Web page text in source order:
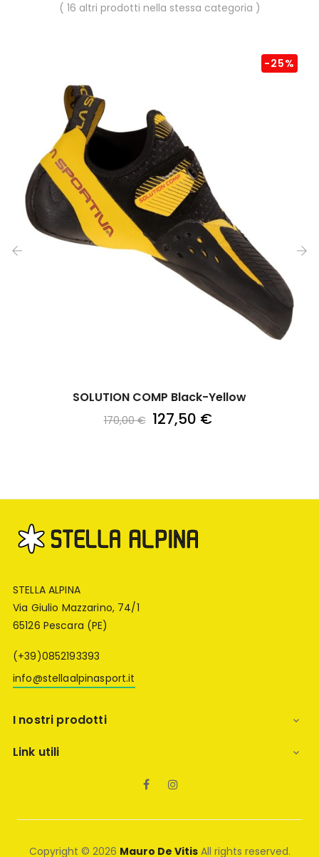
( 16 altri prodotti nella stessa categoria )
SOLUTION COMP Black-Yellow
170,00 €
-25%
127,50 €
STELLA ALPINA
Via Giulio Mazzarino, 74/1
65126 Pescara (PE)
(+39)0852193393
info@stellaalpinasport.it
I nostri prodotti 
Link utili 
Facebook
Copyright © 2026 Mauro De VitisAll rights reserved.